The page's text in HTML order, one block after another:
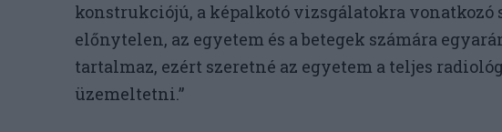
konstrukciójú, a képalkotó vizsgálatokra vonatkozó
előnytelen, az egyetem és a betegek számára
tartalmaz, ezért szeretné az egyetem a teljes
üzemeltetni.”